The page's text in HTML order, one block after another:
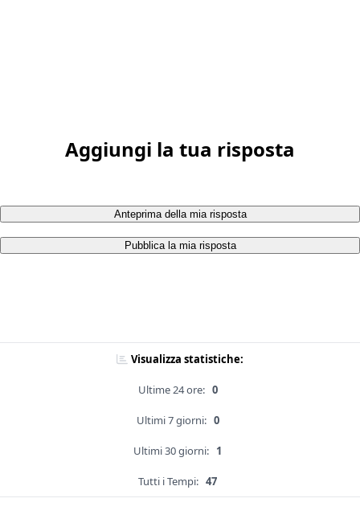
Aggiungi la tua risposta
Anteprima della mia risposta
Pubblica la mia risposta
Visualizza statistiche:
Ultime 24 ore: 0
Ultimi 7 giorni: 0
Ultimi 30 giorni: 1
Tutti i Tempi: 47